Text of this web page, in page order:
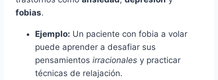
fobias.
Ejemplo: Un paciente con fobia a volar
puede aprender a desafiar sus
pensamientos irracionales y practicar
técnicas de relajación.